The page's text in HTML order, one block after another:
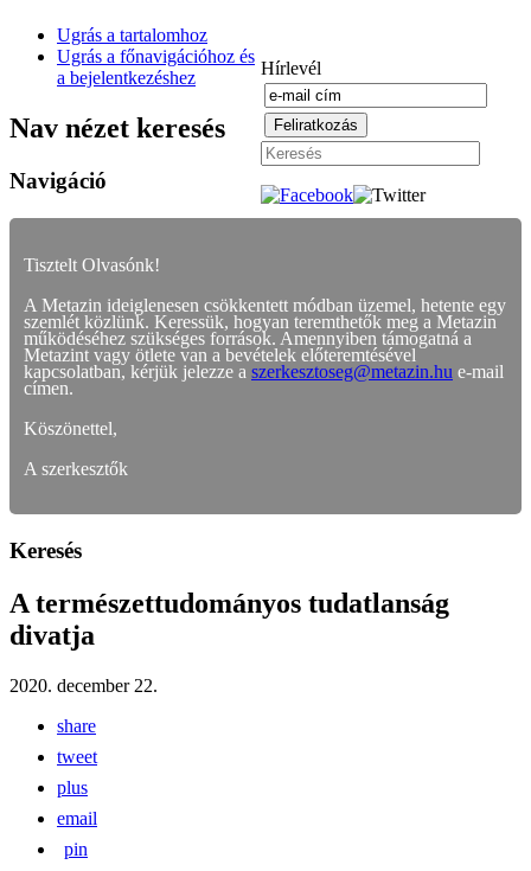
Hírlevél
Ugrás a tartalomhoz
Ugrás a főnavigációhoz és
a bejelentkezéshez
Nav nézet keresés
Navigáció
Tisztelt Olvasónk!
A Metazin ideiglenesen csökkentett módban üzemel, hetente egy
szemlét közlünk. Keressük, hogyan teremthetők meg a Metazin
működéséhez szükséges források. Amennyiben támogatná a
Metazint vagy ötlete van a bevételek előteremtésével
kapcsolatban, kérjük jelezze a szerkesztoseg@metazin.hu e-mail
címen.
Köszönettel,
A szerkesztők
Keresés
A természettudományos tudatlanság
divatja
2020. december 22.
share
tweet
plus
email
pin